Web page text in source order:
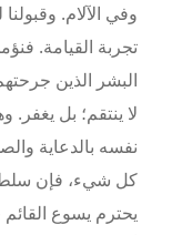
وفي الآلام.
تجربة القيامة.
البشر الذين
لا ينتقم؛ بل
نفسه بالدعاية
كل شيء، فإن
يحترم يسوع